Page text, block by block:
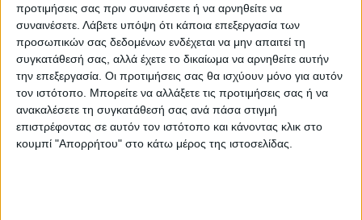
προτιμήσεις σας πριν συναινέσετε ή να αρνηθείτε να
συναινέσετε. Λάβετε υπόψη ότι κάποια επεξεργασία των
προσωπικών σας δεδομένων ενδέχεται να μην απαιτεί τη
συγκατάθεσή σας, αλλά έχετε το δικαίωμα να αρνηθείτε αυτήν
την επεξεργασία. Οι προτιμήσεις σας θα ισχύουν μόνο για αυτόν
τον ιστότοπο. Μπορείτε να αλλάξετε τις προτιμήσεις σας ή να
ανακαλέσετε τη συγκατάθεσή σας ανά πάσα στιγμή
επιστρέφοντας σε αυτόν τον ιστότοπο και κάνοντας κλικ στο
κουμπί "Απορρήτου" στο κάτω μέρος της ιστοσελίδας.
δημιουργεί η έλλειψη πρόνοιας για να
θεριεύει η εκμετάλλευση και η κακοποίηση.
Οι γυναίκες ανταποκρίθηκαν στέκονταν,
έπαιρναν την ανακοίνωση και
κουβέντιαζαν με τις γυναίκες του Συλλόγου.
Τελευταίες Ειδήσεις Σήμερα